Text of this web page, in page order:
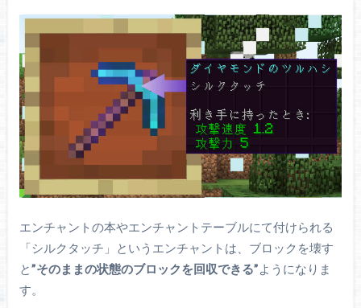
エンチャントの本やエンチャントテーブルにて付けられる
「シルクタッチ」というエンチャントは、ブロックを壊す
と”そのままの状態のブロックを回収できる”ようになりま
す。